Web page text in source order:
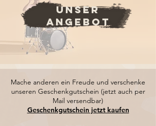
Unser
Angebot
Mache anderen ein Freude und verschenke
unseren Geschenkgutschein (jetzt auch per
Mail versendbar)
Geschenkgutschein jetzt kaufen